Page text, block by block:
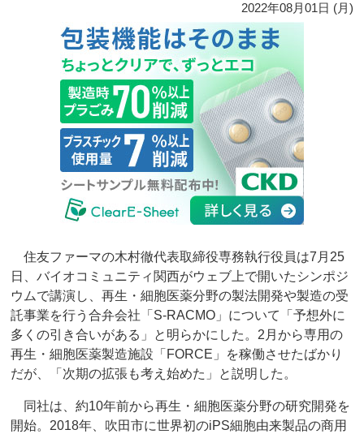
2022年08月01日 (月)
住友ファーマの木村徹代表取締役専務執行役員は7月25
日、バイオコミュニティ関西がウェブ上で開いたシンポジ
ウムで講演し、再生・細胞医薬分野の製法開発や製造の受
託事業を行う合弁会社「S-RACMO」について「予想外に
多くの引き合いがある」と明らかにした。2月から専用の
再生・細胞医薬製造施設「FORCE」を稼働させたばかり
だが、「次期の拡張も考え始めた」と説明した。
同社は、約10年前から再生・細胞医薬分野の研究開発を
開始。2018年、吹田市に世界初のiPS細胞由来製品の商用